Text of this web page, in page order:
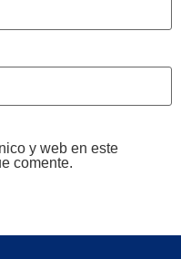
y web en este
comente.